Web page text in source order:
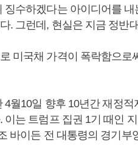
징수하겠다는 아이디어를
. 그런데, 현실은 지금 정반
미국채 가격이 폭락함으
4월10일 향후 10년간 재정
이는 트럼프 집권 1기 때인
바이든 전 대통령의 경기